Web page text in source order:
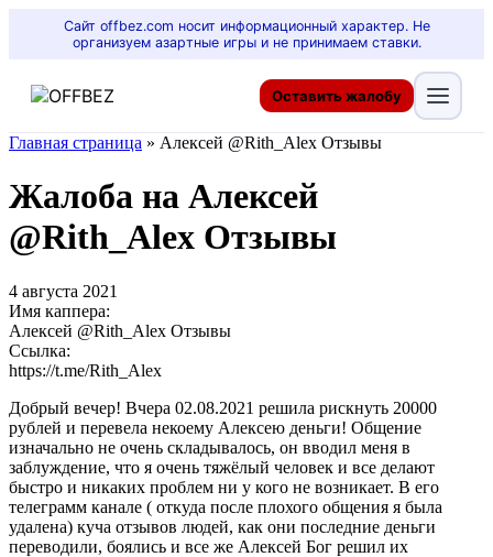
Сайт offbez.com носит информационный характер. Не
организуем азартные игры и не принимаем ставки.
Оставить жалобу
Главная страница » Алексей @Rith_Alex Отзывы
Жалоба на Алексей
@Rith_Alex Отзывы
4 августа 2021
Имя каппера:
Алексей @Rith_Alex Отзывы
Ссылка:
https://t.me/Rith_Alex
Добрый вечер! Вчера 02.08.2021 решила рискнуть 20000
рублей и перевела некоему Алексею деньги! Общение
изначально не очень складывалось, он вводил меня в
заблуждение, что я очень тяжёлый человек и все делают
быстро и никаких проблем ни у кого не возникает. В его
телеграмм канале ( откуда после плохого общения я была
удалена) куча отзывов людей, как они последние деньги
переводили, боялись и все же Алексей Бог решил их